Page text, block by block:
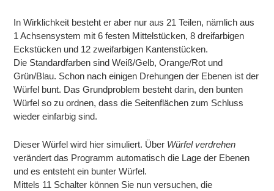
In Wirklichkeit besteht er aber nur aus 21 Teilen, nämlich aus
1 Achsensystem mit 6 festen Mittelstücken, 8 dreifarbigen
Eckstücken und 12 zweifarbigen Kantenstücken.
Die Standardfarben sind Weiß/Gelb, Orange/Rot und
Grün/Blau. Schon nach einigen Drehungen der Ebenen ist der
Würfel bunt. Das Grundproblem besteht darin, den bunten
Würfel so zu ordnen, dass die Seitenflächen zum Schluss
wieder einfarbig sind.
Dieser Würfel wird hier simuliert. Über Würfel verdrehen
verändert das Programm automatisch die Lage der Ebenen
und es entsteht ein bunter Würfel.
Mittels 11 Schalter können Sie nun versuchen, die